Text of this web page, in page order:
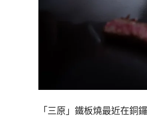
「三原」鐵板燒最近在銅